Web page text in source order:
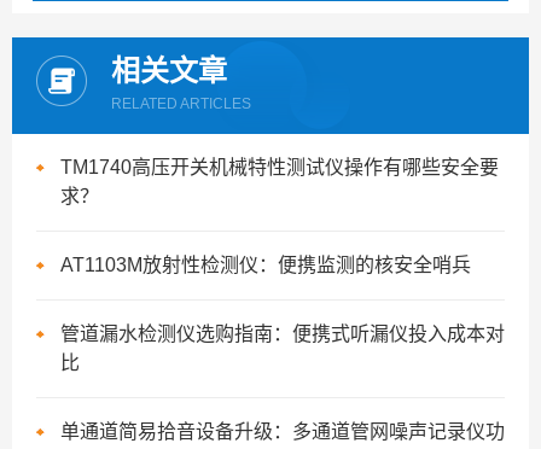
相关文章
RELATED ARTICLES
TM1740高压开关机械特性测试仪操作有哪些安全要
求？
AT1103M放射性检测仪：便携监测的核安全哨兵
管道漏水检测仪选购指南：便携式听漏仪投入成本对
比
单通道简易拾音设备升级：多通道管网噪声记录仪功